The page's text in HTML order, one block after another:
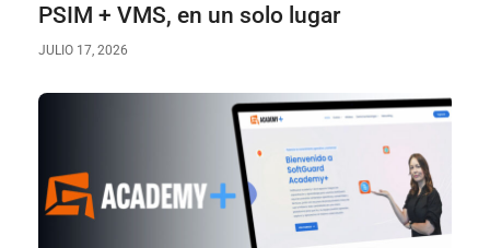
PSIM + VMS, en un solo lugar
JULIO 17, 2026